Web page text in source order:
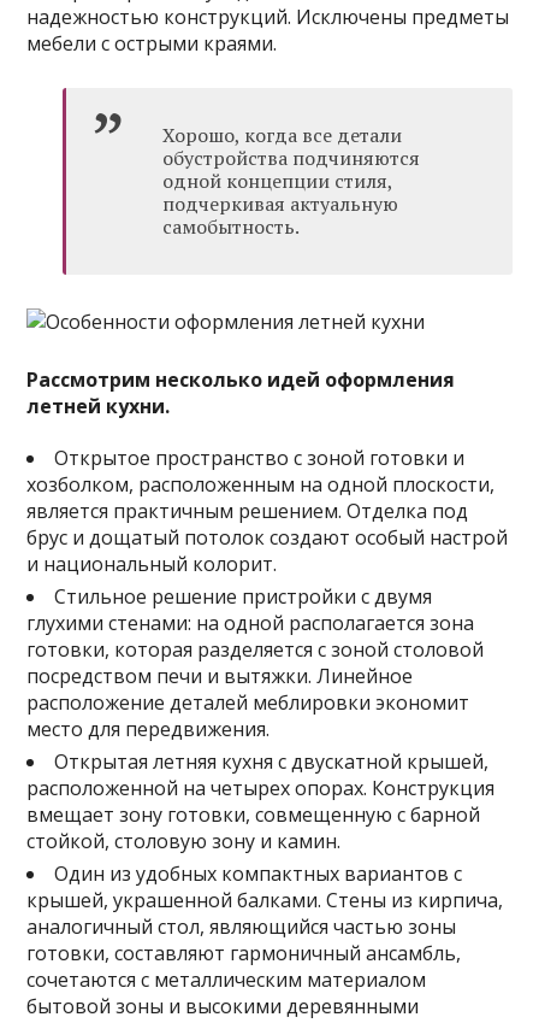
надежностью конструкций. Исключены предметы
мебели с острыми краями.
Хорошо, когда все детали
обустройства подчиняются
одной концепции стиля,
подчеркивая актуальную
самобытность.
Рассмотрим несколько идей оформления
летней кухни.
Открытое пространство с зоной готовки и
хозболком, расположенным на одной плоскости,
является практичным решением. Отделка под
брус и дощатый потолок создают особый настрой
и национальный колорит.
Стильное решение пристройки с двумя
глухими стенами: на одной располагается зона
готовки, которая разделяется с зоной столовой
посредством печи и вытяжки. Линейное
расположение деталей меблировки экономит
место для передвижения.
Открытая летняя кухня с двускатной крышей,
расположенной на четырех опорах. Конструкция
вмещает зону готовки, совмещенную с барной
стойкой, столовую зону и камин.
Один из удобных компактных вариантов с
крышей, украшенной балками. Стены из кирпича,
аналогичный стол, являющийся частью зоны
готовки, составляют гармоничный ансамбль,
сочетаются с металлическим материалом
бытовой зоны и высокими деревянными